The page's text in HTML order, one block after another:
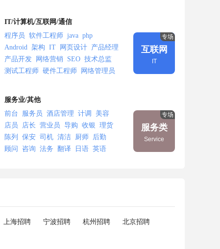
IT/计算机/互联网/通信
互联网
IT
专场
程序员 软件工程师 java php
Android 架构 IT 网页设计 产品经理
产品开发
网络营销 SEO 技术总监
测试工程师 硬件工程师
网络管理员
服务业/其他
服务类
Service
专场
前台 服务员 酒店管理 计调
美容
店员
店长 营业员 导购 收银 理货
陈列
保安 司机 清洁 厨师
后勤
顾问
咨询 法务 翻译 日语 英语
上海招聘 宁波招聘 杭州招聘
北京招聘